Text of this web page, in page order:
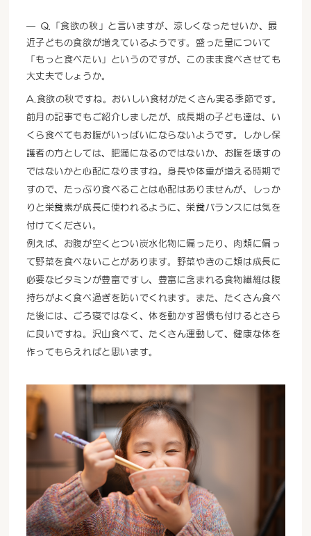
Q.「食欲の秋」と言いますが、涼しくなったせいか、最
近子どもの食欲が増えているようです。盛った量について
「もっと食べたい」というのですが、このまま食べさせても
大丈夫でしょうか。
A.食欲の秋ですね。おいしい食材がたくさん実る季節です。
前月の記事でもご紹介しましたが、成長期の子ども達は、い
くら食べてもお腹がいっぱいにならないようです。しかし保
護者の方としては、肥満になるのではないか、お腹を壊すの
ではないかと心配になりますね。身長や体重が増える時期で
すので、たっぷり食べることは心配はありませんが、しっか
りと栄養素が成長に使われるように、栄養バランスには気を
付けてください。
例えば、お腹が空くとつい炭水化物に偏ったり、肉類に偏っ
て野菜を食べないことがあります。野菜やきのこ類は成長に
必要なビタミンが豊富ですし、豊富に含まれる食物繊維は腹
持ちがよく食べ過ぎを防いでくれます。また、たくさん食べ
た後には、ごろ寝ではなく、体を動かす習慣も付けるとさら
に良いですね。沢山食べて、たくさん運動して、健康な体を
作ってもらえればと思います。